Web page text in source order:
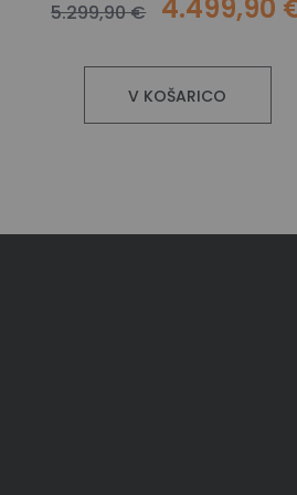
5.299,90 € 4.499,90
V KOŠARICO